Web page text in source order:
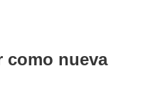
como nueva